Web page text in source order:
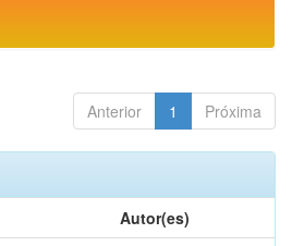
Anterior 1 Próxima
Autor(es)